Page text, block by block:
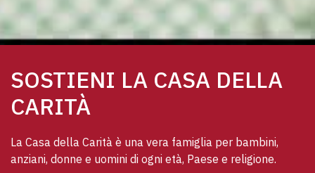
SOSTIENI LA CASA DELLA
CARITÀ
La Casa della Carità è una vera famiglia per bambini,
anziani, donne e uomini di ogni età, Paese e religione.